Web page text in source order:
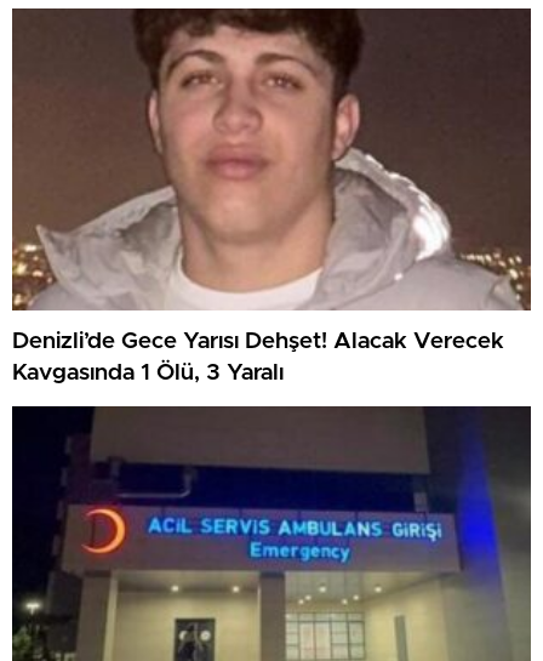
Denizli’de Gece Yarısı Dehşet! Alacak Verecek
Kavgasında 1 Ölü, 3 Yaralı